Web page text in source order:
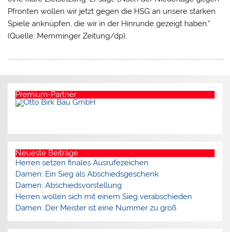
Pfronten wollen wir jetzt gegen die HSG an unsere starken
Spiele anknüpfen, die wir in der Hinrunde gezeigt haben.“
(Quelle: Memminger Zeitung/dp).
Premium-Partner
Neueste Beiträge
Herren setzen finales Ausrufezeichen
Damen: Ein Sieg als Abschiedsgeschenk
Damen: Abschiedsvorstellung
Herren wollen sich mit einem Sieg verabschieden
Damen: Der Meister ist eine Nummer zu groß